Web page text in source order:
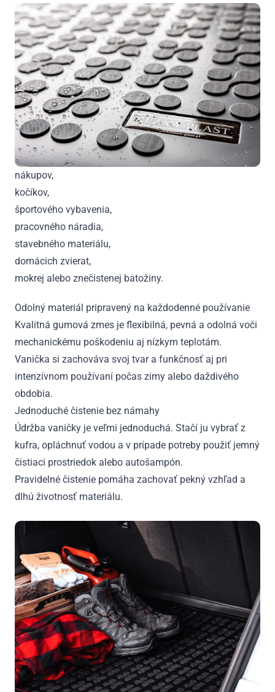
nákupov,
kočíkov,
športového vybavenia,
pracovného náradia,
stavebného materiálu,
domácich zvierat,
mokrej alebo znečistenej batožiny.
Odolný materiál pripravený na každodenné používanie
Kvalitná gumová zmes je flexibilná, pevná a odolná voči
mechanickému poškodeniu aj nízkym teplotám.
Vanička si zachováva svoj tvar a funkčnosť aj pri
intenzívnom používaní počas zimy alebo daždivého
obdobia.
Jednoduché čistenie bez námahy
Údržba vaničky je veľmi jednoduchá. Stačí ju vybrať z
kufra, opláchnuť vodou a v prípade potreby použiť jemný
čistiaci prostriedok alebo autošampón.
Pravidelné čistenie pomáha zachovať pekný vzhľad a
dlhú životnosť materiálu.